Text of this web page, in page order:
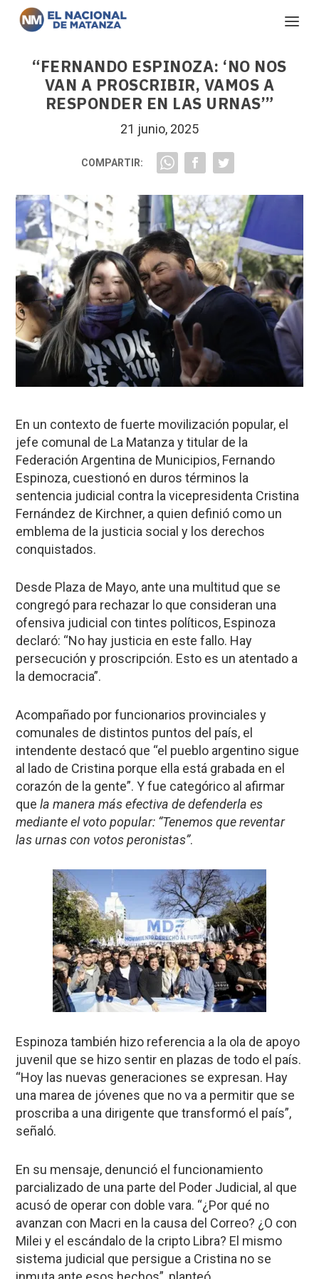
“FERNANDO ESPINOZA: ‘NO NOS
VAN A PROSCRIBIR, VAMOS A
RESPONDER EN LAS URNAS’”
21 junio, 2025
COMPARTIR:
En un contexto de fuerte movilización popular, el
jefe comunal de La Matanza y titular de la
Federación Argentina de Municipios, Fernando
Espinoza, cuestionó en duros términos la
sentencia judicial contra la vicepresidenta Cristina
Fernández de Kirchner, a quien definió como un
emblema de la justicia social y los derechos
conquistados.
Desde Plaza de Mayo, ante una multitud que se
congregó para rechazar lo que consideran una
ofensiva judicial con tintes políticos, Espinoza
declaró: “No hay justicia en este fallo. Hay
persecución y proscripción. Esto es un atentado a
la democracia”.
Acompañado por funcionarios provinciales y
comunales de distintos puntos del país, el
intendente destacó que “el pueblo argentino sigue
al lado de Cristina porque ella está grabada en el
corazón de la gente”. Y fue categórico al afirmar
quela manera más efectiva de defenderla es
mediante el voto popular: “Tenemos que reventar
las urnas con votos peronistas”.
Espinoza también hizo referencia a la ola de apoyo
juvenil que se hizo sentir en plazas de todo el país.
“Hoy las nuevas generaciones se expresan. Hay
una marea de jóvenes que no va a permitir que se
proscriba a una dirigente que transformó el país”,
señaló.
En su mensaje, denunció el funcionamiento
parcializado de una parte del Poder Judicial, al que
acusó de operar con doble vara. “¿Por qué no
avanzan con Macri en la causa del Correo? ¿O con
Milei y el escándalo de la cripto Libra? El mismo
sistema judicial que persigue a Cristina no se